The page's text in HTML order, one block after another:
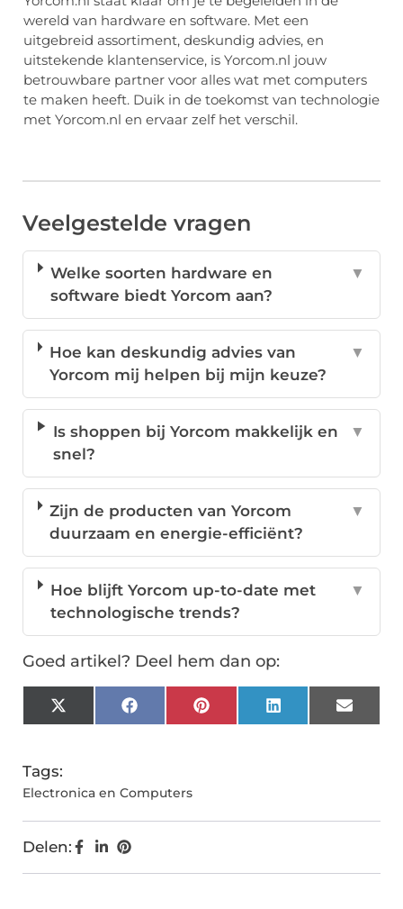
wereld van hardware en software. Met een
uitgebreid assortiment, deskundig advies, en
uitstekende klantenservice, is Yorcom.nl jouw
betrouwbare partner voor alles wat met computers
te maken heeft. Duik in de toekomst van technologie
met Yorcom.nl en ervaar zelf het verschil.
Veelgestelde vragen
Welke soorten hardware en
software biedt Yorcom aan?
▼
Hoe kan deskundig advies van
Yorcom mij helpen bij mijn keuze?
▼
Is shoppen bij Yorcom makkelijk en
snel?
▼
Zijn de producten van Yorcom
duurzaam en energie-efficiënt?
▼
Hoe blijft Yorcom up-to-date met
technologische trends?
▼
Goed artikel? Deel hem dan op:
X
(Twitter)
FacebookPinterestLinkedInEmail
Tags:
Electronica en Computers
Delen: